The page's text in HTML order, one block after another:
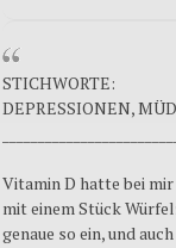
STICHWORTE:
DEPRESSIONEN,
Vitamin D hatte bei
mit einem Stück
genaue so ein, und